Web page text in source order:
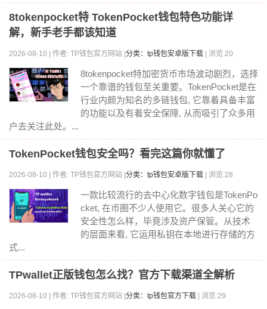
8tokenpocket特 TokenPocket钱包特色功能详
解，新手老手都该知道
2026-08-10 | 作者: TP钱包官方网站 | 分类：tp钱包安卓版下载 | 浏览:20
8tokenpocket特加密货币市场波动剧烈，选择
一个靠谱的钱包至关重要。TokenPocket是在
行业内颇为知名的多链钱包, 它靠着具备丰富
的功能以及有着安全保障, 从而吸引了众多用
户去关注此处。...
TokenPocket钱包安全吗？看完这篇你就懂了
2026-08-10 | 作者: TP钱包官方网站 | 分类：tp钱包安卓版下载 | 浏览:28
一款比较流行的去中心化数字钱包是TokenPo
cket, 在币圈不少人使用它。很多人关心它的
安全性怎么样，毕竟涉及资产保管。从技术
的层面来看, 它运用私钥在本地进行存储的方
式...
TPwallet正版钱包怎么找？官方下载渠道全解析
2026-08-10 | 作者: TP钱包官方网站 | 分类：tp钱包官方下载 | 浏览:29